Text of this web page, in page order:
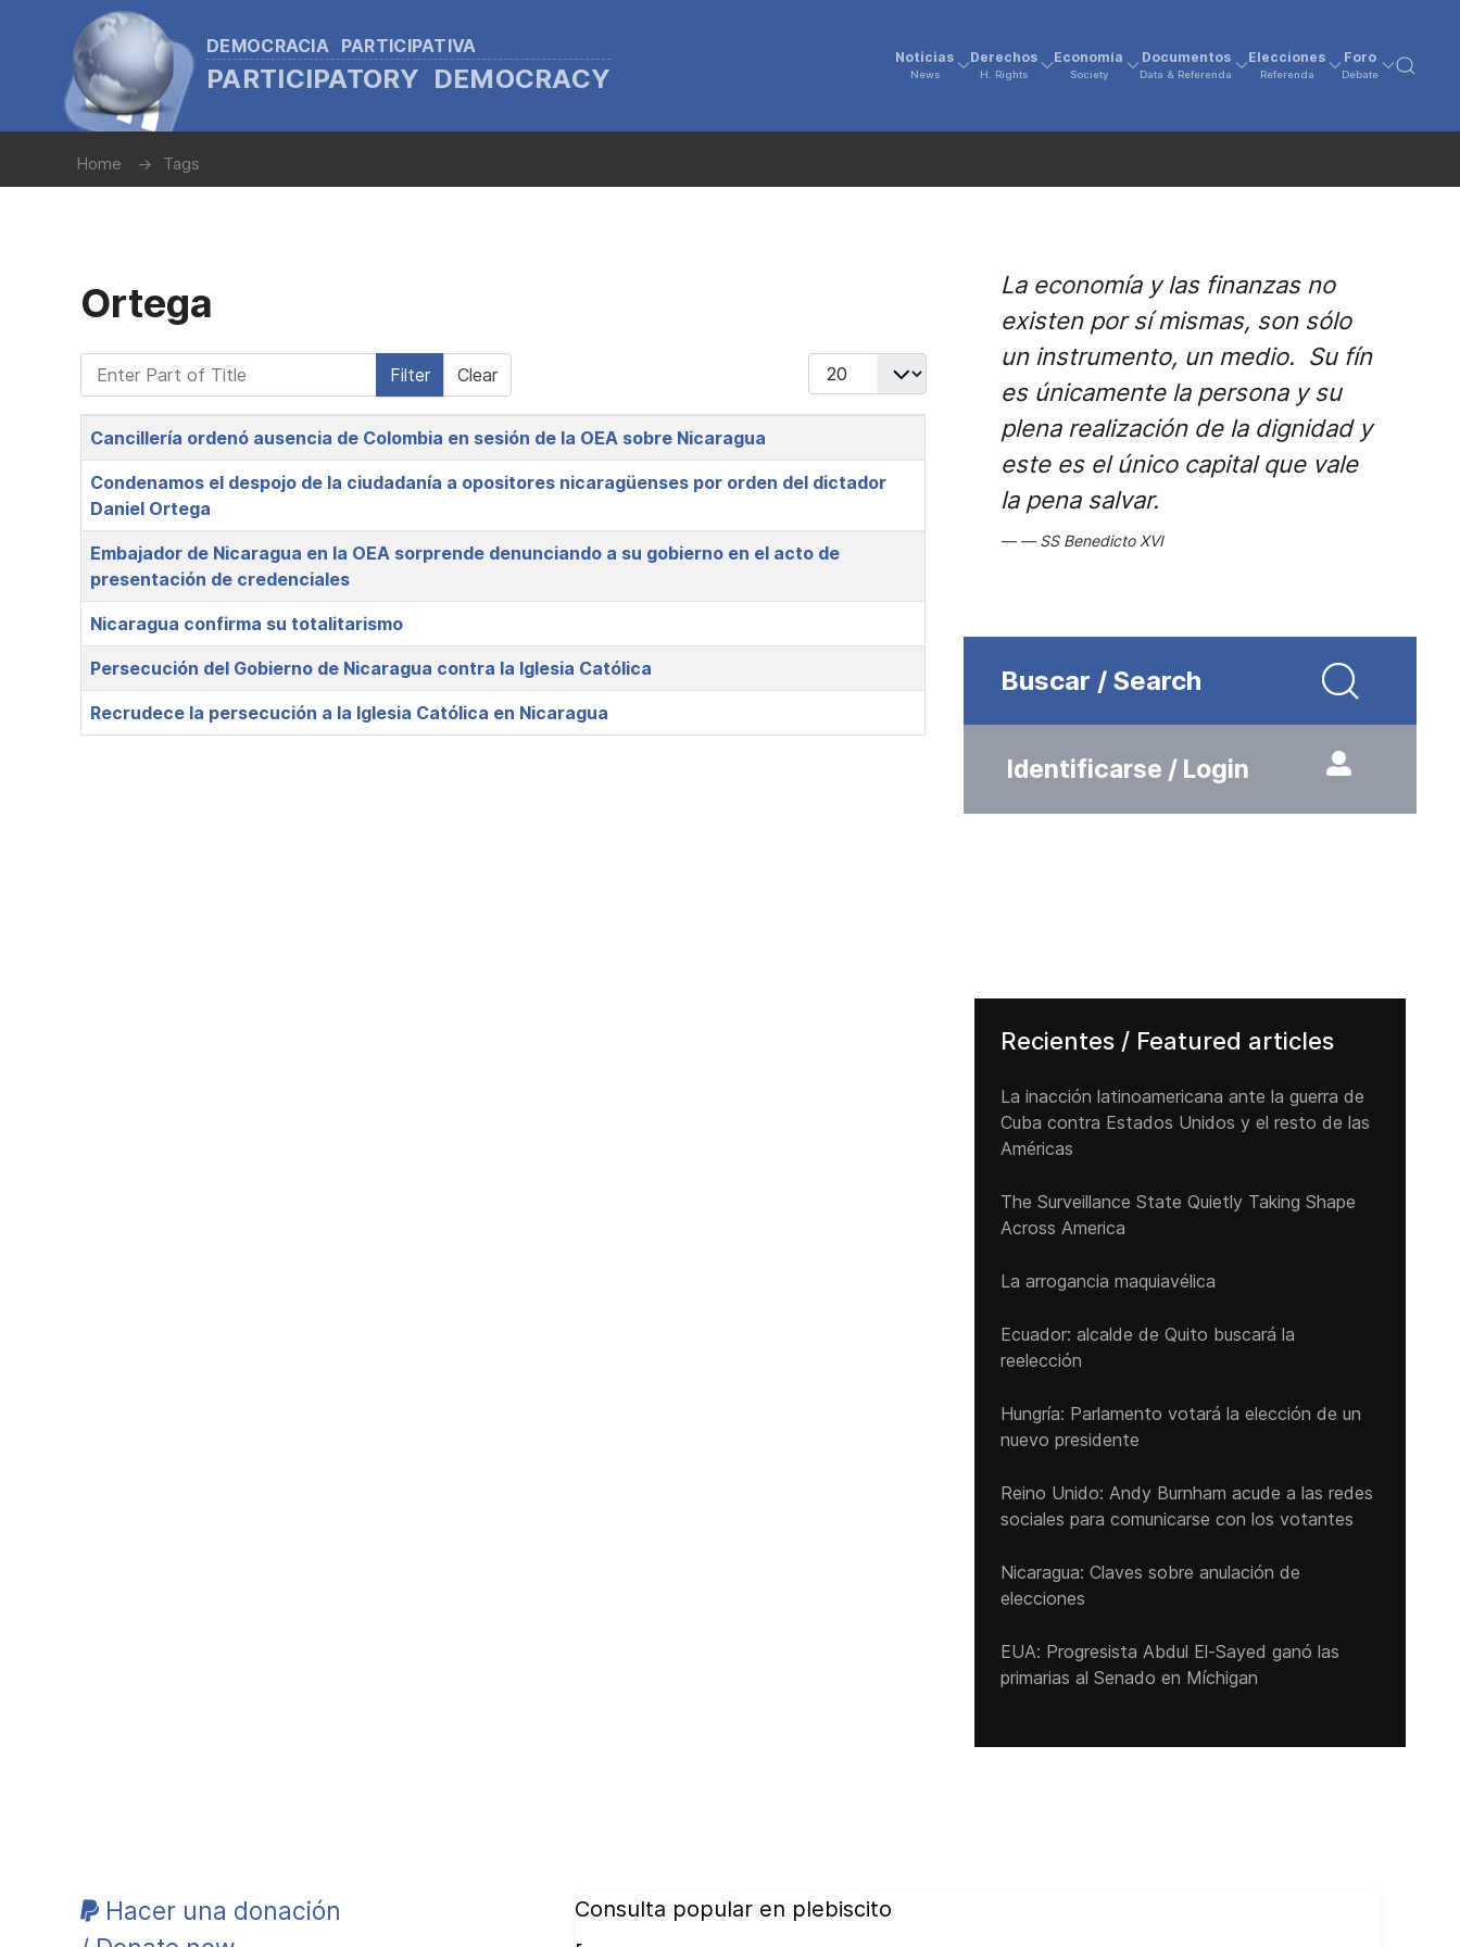
DEMOCRACIA PARTICIPATIVA
PARTICIPATORY DEMOCRACY
Noticias
News
Derechos
H. Rights
Economía
Society
Documentos
Data & Referenda
Elecciones
Referenda
Foro
Debate
Home Tags
Ortega
Enter Part of Title Filter Clear Display #
Title
Cancillería ordenó ausencia de Colombia en sesión de la OEA sobre Nicaragua
Condenamos el despojo de la ciudadanía a opositores nicaragüenses por orden del dictador
Daniel Ortega
Embajador de Nicaragua en la OEA sorprende denunciando a su gobierno en el acto de
presentación de credenciales
Nicaragua confirma su totalitarismo
Persecución del Gobierno de Nicaragua contra la Iglesia Católica
Recrudece la persecución a la Iglesia Católica en Nicaragua
La economía y las finanzas no
existen por sí mismas, son sólo
un instrumento, un medio. Su fín
es únicamente la persona y su
plena realización de la dignidad y
este es el único capital que vale
la pena salvar.
SS Benedicto XVI
Buscar / Search
Identificarse / Login
Recientes / Featured articles
La inacción latinoamericana ante la guerra de
Cuba contra Estados Unidos y el resto de las
Américas
The Surveillance State Quietly Taking Shape
Across America
La arrogancia maquiavélica
Ecuador: alcalde de Quito buscará la
reelección
Hungría: Parlamento votará la elección de un
nuevo presidente
Reino Unido: Andy ‌Burnham acude a las redes
sociales para comunicarse con los votantes
Nicaragua: Claves sobre anulación de
elecciones
EUA: Progresista Abdul El-Sayed ganó las
primarias al Senado ‌en Míchigan
Hacer una donación
Consulta popular en plebiscito